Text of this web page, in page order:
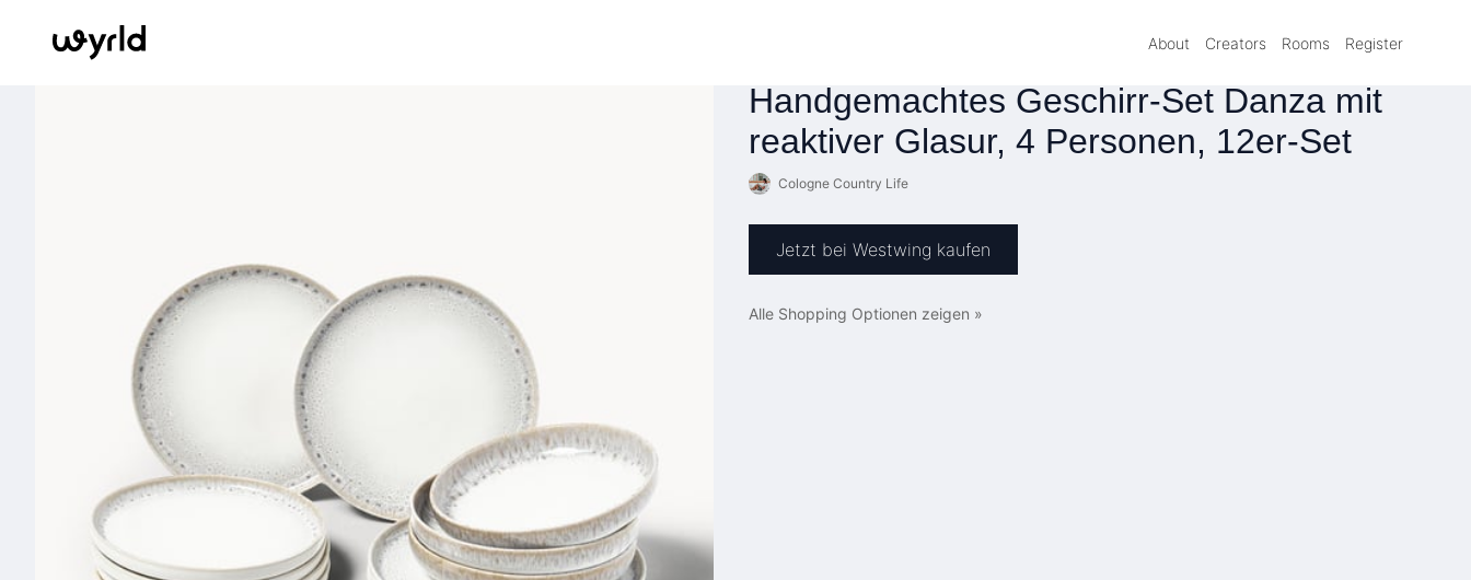
About Creators Rooms Register
Handgemachtes Geschirr-Set Danza mit
reaktiver Glasur, 4 Personen, 12er-Set
Cologne Country Life
Jetzt bei Westwing kaufen
Alle Shopping Optionen zeigen »